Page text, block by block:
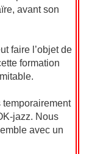
avant son
faire l’objet de
formation
temporairement
jazz. Nous
avec un